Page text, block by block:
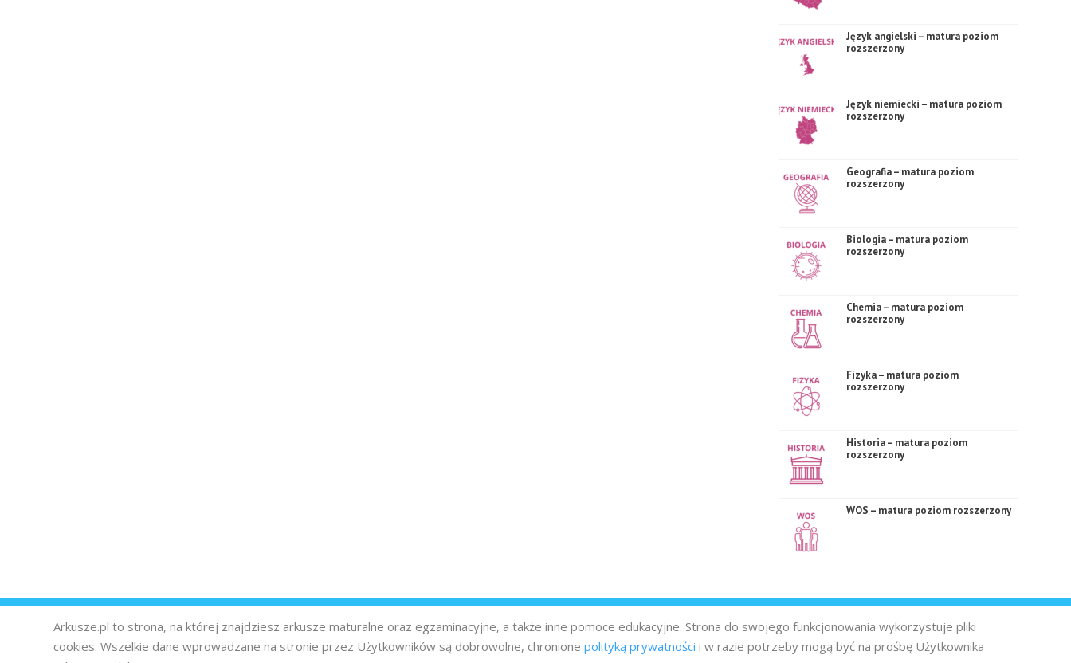
Język angielski – matura poziom
rozszerzony
Język niemiecki – matura poziom
rozszerzony
Geografia – matura poziom
rozszerzony
Biologia – matura poziom
rozszerzony
Chemia – matura poziom
rozszerzony
Fizyka – matura poziom
rozszerzony
Historia – matura poziom
rozszerzony
WOS – matura poziom rozszerzony
Arkusze.pl to strona, na której znajdziesz arkusze maturalne oraz egzaminacyjne, a także inne pomoce edukacyjne. Strona do swojego funkcjonowania wykorzystuje pliki
cookies. Wszelkie dane wprowadzane na stronie przez Użytkowników są dobrowolne, chronione polityką prywatności i w razie potrzeby mogą być na prośbę Użytkownika